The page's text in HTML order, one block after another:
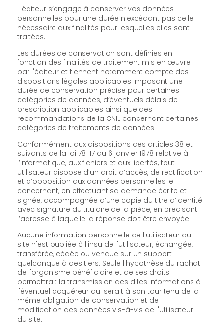
L'éditeur s’engage à conserver vos données
personnelles pour une durée n'excédant pas celle
nécessaire aux finalités pour lesquelles elles sont
traitées.
Les durées de conservation sont définies en
fonction des finalités de traitement mis en œuvre
par l'éditeur et tiennent notamment compte des
dispositions légales applicables imposant une
durée de conservation précise pour certaines
catégories de données, d’éventuels délais de
prescription applicables ainsi que des
recommandations de la CNIL concernant certaines
catégories de traitements de données.
Conformément aux dispositions des articles 38 et
suivants de la loi 78-17 du 6 janvier 1978 relative à
l’informatique, aux fichiers et aux libertés, tout
utilisateur dispose d’un droit d’accès, de rectification
et d’opposition aux données personnelles le
concernant, en effectuant sa demande écrite et
signée, accompagnée d’une copie du titre d’identité
avec signature du titulaire de la pièce, en précisant
l’adresse à laquelle la réponse doit être envoyée.
Aucune information personnelle de l'utilisateur du
site n'est publiée à l'insu de l'utilisateur, échangée,
transférée, cédée ou vendue sur un support
quelconque à des tiers. Seule l'hypothèse du rachat
de l'organisme bénéficiaire et de ses droits
permettrait la transmission des dites informations à
l'éventuel acquéreur qui serait à son tour tenu de la
même obligation de conservation et de
modification des données vis-à-vis de l'utilisateur
du site.